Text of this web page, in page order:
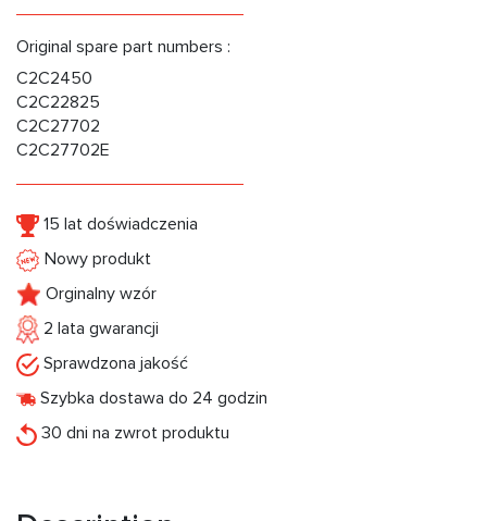
Original spare part numbers :
C2C2450
C2C22825
C2C27702
C2C27702E
15 lat doświadczenia
Nowy produkt
Orginalny wzór
2 lata gwarancji
Sprawdzona jakość
Szybka dostawa do 24 godzin
30 dni na zwrot produktu